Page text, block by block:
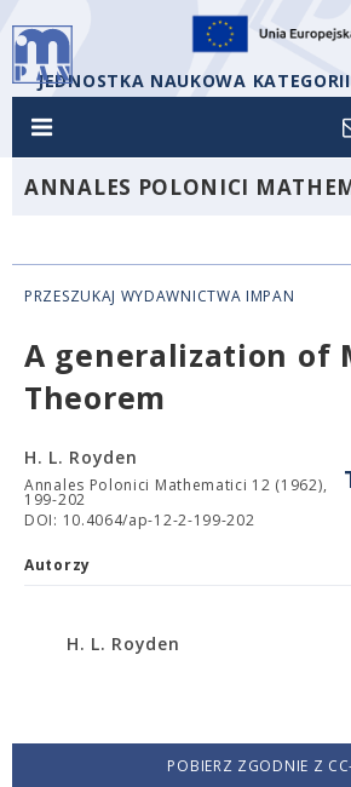
JEDNOSTKA NAUKOWA
ANNALES POLONICI
PRZESZUKAJ WYDAWNICTWA IMPAN
A generalization of
Theorem
H. L. Royden
Annales Polonici Mathematici 12 (1962),
199-202
DOI: 10.4064/ap-12-2-199-202
Autorzy
H. L. Royden
POBIERZ ZGODNIE Z